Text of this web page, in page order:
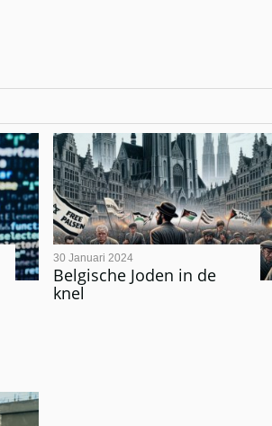
Belgische Joden in de
knel
30 Januari 2024